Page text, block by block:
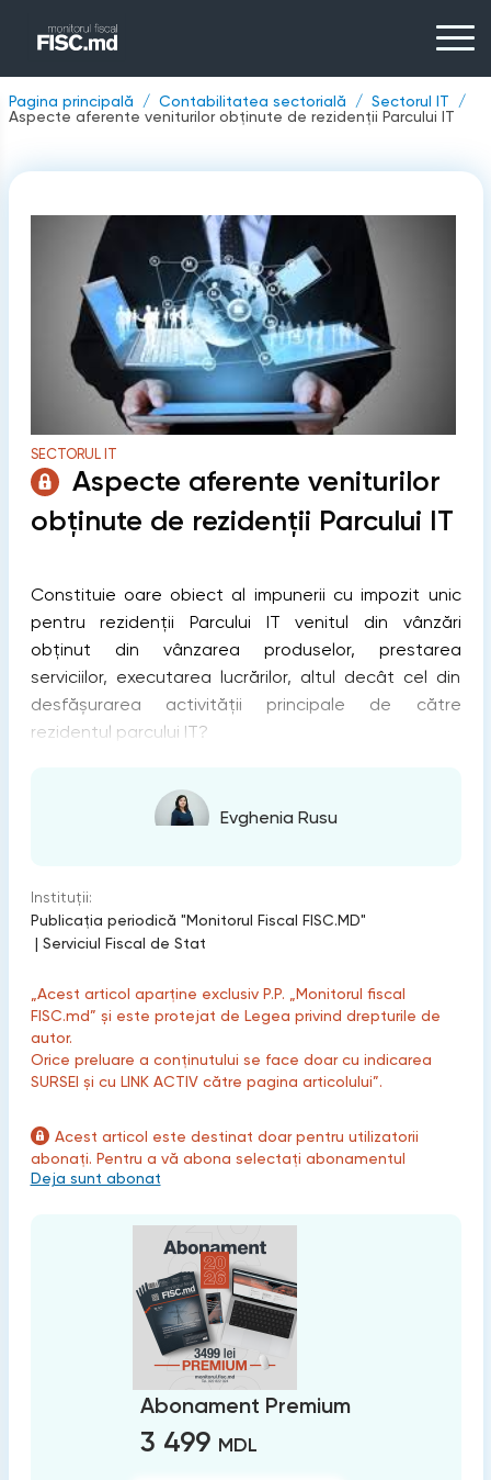
Pagina principală Contabilitatea sectorială
Sectorul IT
Aspecte aferente veniturilor obținute de rezidenții Parcului IT
SECTORUL IT
Aspecte aferente veniturilor
obținute de rezidenții Parcului IT
Constituie oare obiect al impunerii cu impozit unic
pentru rezidenții Parcului IT venitul din vânzări
obținut din vânzarea produselor, prestarea
serviciilor, executarea lucrărilor, altul decât cel din
desfășurarea activității principale de către
rezidentul parcului IT?
Evghenia Rusu
Instituții:
Publicaţia periodică "Monitorul Fiscal FISC.MD"
| Serviciul Fiscal de Stat
„Acest articol aparține exclusiv P.P. „Monitorul fiscal
FISC.md” și este protejat de Legea privind drepturile de
autor.
Orice preluare a conținutului se face doar cu indicarea
SURSEI și cu LINK ACTIV către pagina articolului”.
Acest articol este destinat doar pentru utilizatorii
abonați. Pentru a vă abona selectați abonamentul
Deja sunt abonat
Abonament Premium
3 499 MDL